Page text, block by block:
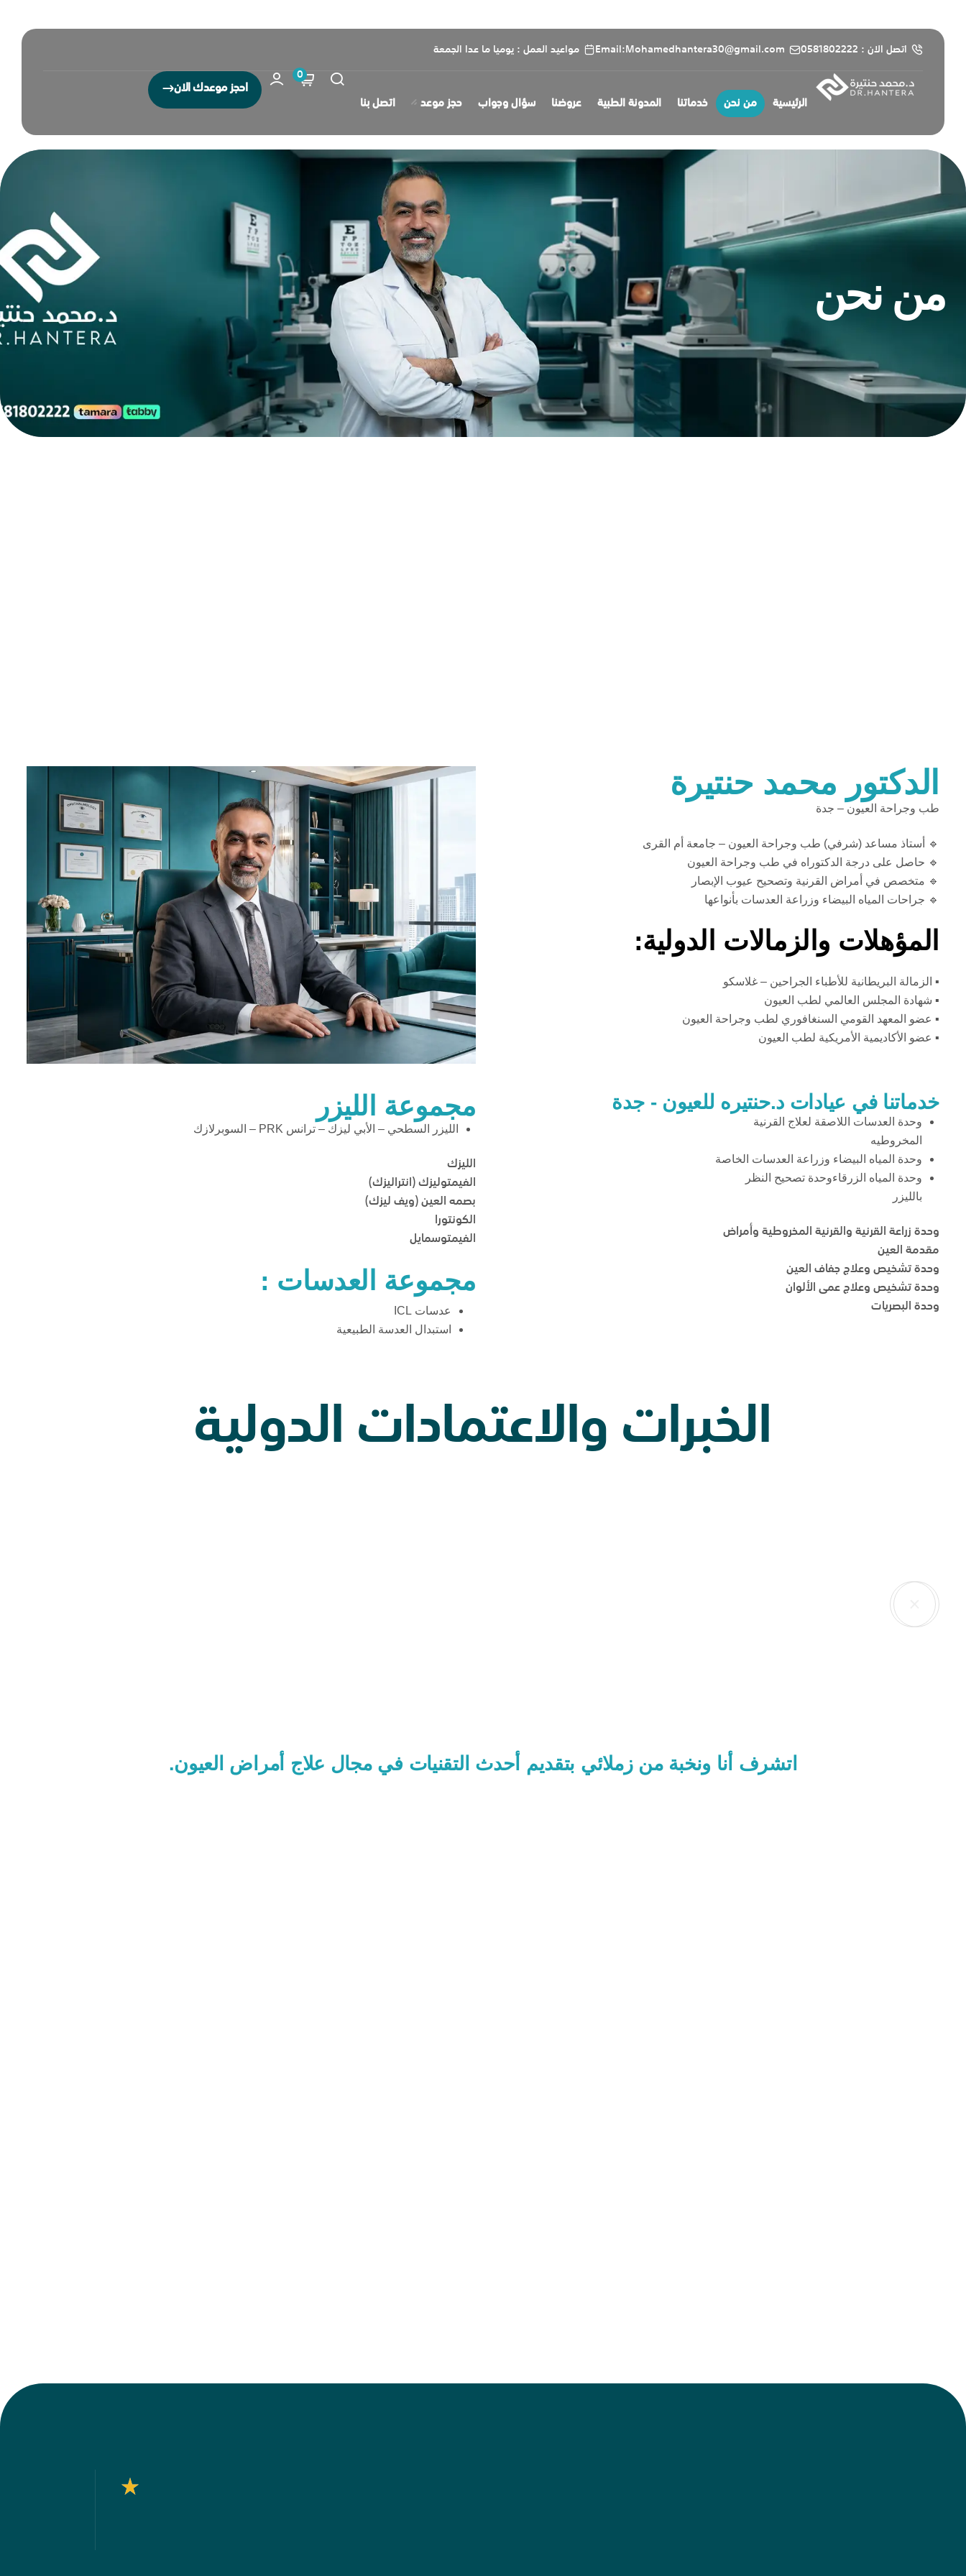
اتصل الان : 0581802222 Email:Mohamedhantera30@gmail.com مواعيد العمل : يوميا ما عدا الجمعة
الرئيسية من نحن خدماتنا المدونة الطبية عروضنا سؤال وجواب حجز موعد اتصل بنا
0
احجز موعدك الان
من نحن
الدكتور محمد حنتيرة
طب وجراحة العيون – جدة
🔹 أستاذ مساعد (شرفي) طب وجراحة العيون – جامعة أم القرى
🔹 حاصل على درجة الدكتوراه في طب وجراحة العيون
🔹 متخصص في أمراض القرنية وتصحيح عيوب الإبصار
🔹 جراحات المياه البيضاء وزراعة العدسات بأنواعها
المؤهلات والزمالات الدولية:
▪️ الزمالة البريطانية للأطباء الجراحين – غلاسكو
▪️ شهادة المجلس العالمي لطب العيون
▪️ عضو المعهد القومي السنغافوري لطب وجراحة العيون
▪️ عضو الأكاديمية الأمريكية لطب العيون
خدماتنا في عيادات د.حنتيره للعيون - جدة
وحدة العدسات اللاصقة لعلاج القرنية
المخروطيه
وحدة المياه البيضاء وزراعة العدسات الخاصة
وحدة المياه الزرقاءوحدة تصحيح النظر
بالليزر
وحدة زراعة القرنية والقرنية المخروطية وأمراض
مقدمة العين
وحدة تشخيص وعلاج جفاف العين
وحدة تشخيص وعلاج عمى الألوان
وحدة البصريات
مجموعة الليزر
الليزر السطحي – الأبي ليزك – ترانس PRK – السوبرلازك
الليزك
الفيمتوليزك (انتراليزك)
بصمه العين (ويف ليزك)
الكونتورا
الفيمتوسمايل
مجموعة العدسات :
عدسات ICL
استبدال العدسة الطبيعية
الخبرات والاعتمادات الدولية
اتشرف أنا ونخبة من زملائي بتقديم أحدث التقنيات في مجال علاج أمراض العيون.